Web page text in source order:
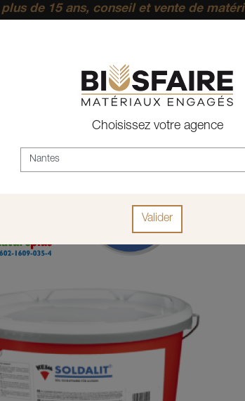
de 15 ans, conseil et vente de
Choisissez votre agence
Valider